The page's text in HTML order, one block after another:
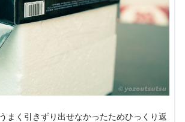
まく引きずり出せなかったためひっくり返